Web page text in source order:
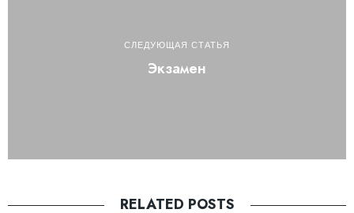
СЛЕДУЮЩАЯ СТАТЬЯ
Экзамен
RELATED POSTS